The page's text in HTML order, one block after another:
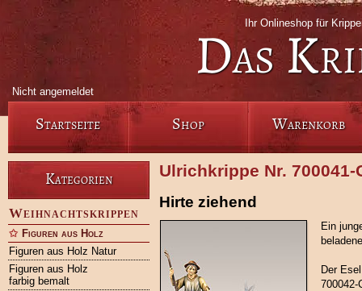
Ihr Onlineshop für
Das
Nicht angemeldet
Startseite Shop Warenkorb
Kategorien
Weihnachtskrippen
Figuren aus Holz
Figuren aus Holz Natur
Figuren aus Holz
farbig bemalt
Ulrichkrippe Nr.
Hirte ziehend
Ein
Der
700042-